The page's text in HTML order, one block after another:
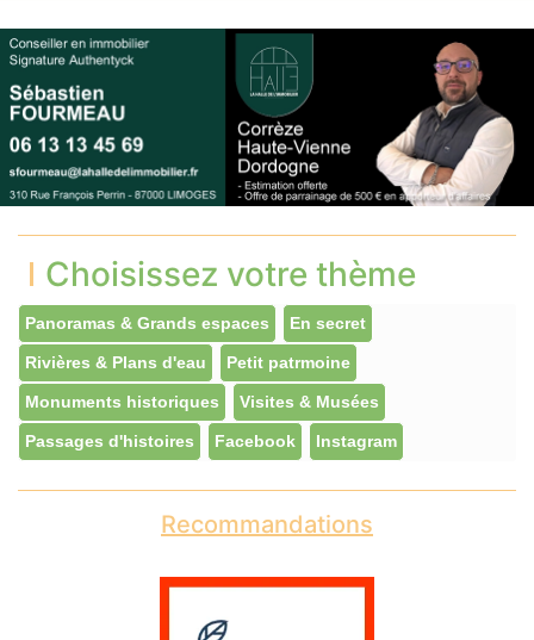
Choisissez votre thème
Panoramas & Grands espaces En secret
Rivières & Plans d'eau Petit patrmoine
Monuments historiques Visites & Musées
Passages d'histoires Facebook Instagram
Recommandations